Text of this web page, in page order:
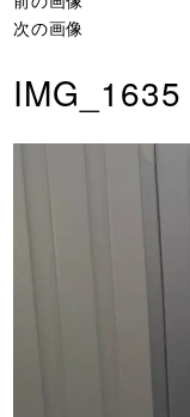
次の画像
IMG_1635